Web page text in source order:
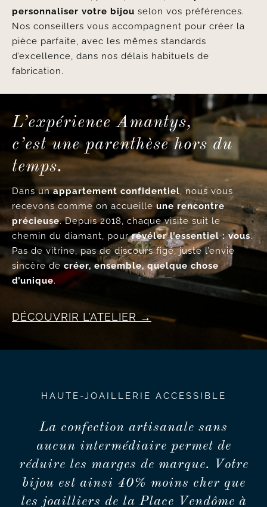
personnaliser votre bijou selon vos préférences.
Nos conseillers vous accompagnent pour créer la
pièce parfaite, avec les mêmes standards
d’excellence, dans nos délais habituels de
fabrication.
L’expérience Amantys,
c’est une parenthèse hors du
temps.
Dans unappartement confidentiel, nous vous
recevons comme on accueille une rencontre
précieuse. Depuis 2018, chaque visite suit le
chemin du diamant, pourrévéler l’essentiel : vous.
Pas de vitrine, pas de discours figé, juste l’envie
sincère de créer, ensemble, quelque chose
d’unique.
DÉCOUVRIR L’ATELIER
HAUTE-JOAILLERIE ACCESSIBLE
La confection artisanale sans
aucun intermédiaire permet de
réduire les marges de marque. Votre
bijou est ainsi 40% moins cher que
les joailliers de la Place Vendôme à